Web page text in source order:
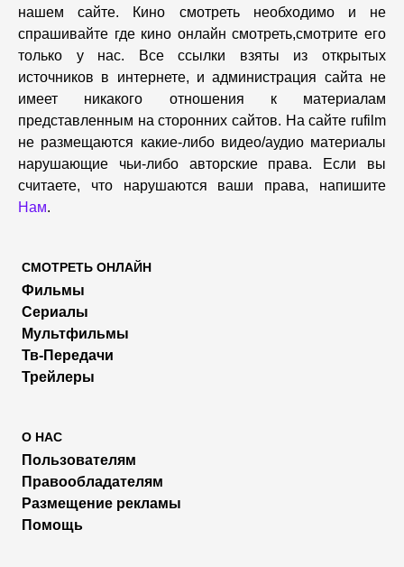
нашем сайте. Кино смотреть необходимо и не
спрашивайте где кино онлайн смотреть,cмотрите его
только у нас. Все ссылки взяты из открытых
источников в интернете, и администрация сайта не
имеет никакого отношения к материалам
представленным на сторонних сайтов. На сайте rufilm
не размещаются какие-либо видео/аудио материалы
нарушающие чьи-либо авторские права. Если вы
считаете, что нарушаются ваши права, напишите
Нам.
СМОТРЕТЬ ОНЛАЙН
Фильмы
Сериалы
Мультфильмы
Тв-Передачи
Трейлеры
О НАС
Пользователям
Правообладателям
Размещение рекламы
Помощь